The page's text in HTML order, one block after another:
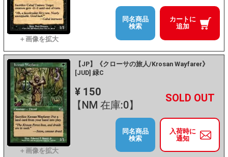
カートに
追加
同名商品
検索
【JP】《クローサの旅人/Krosan Wayfarer》
[JUD] 緑C
¥ 150
【NM 在庫:0】
－ +
入荷時に
通知
同名商品
検索